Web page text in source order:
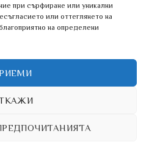
при сърфиране или уникални
или оттеглянето на
на определени